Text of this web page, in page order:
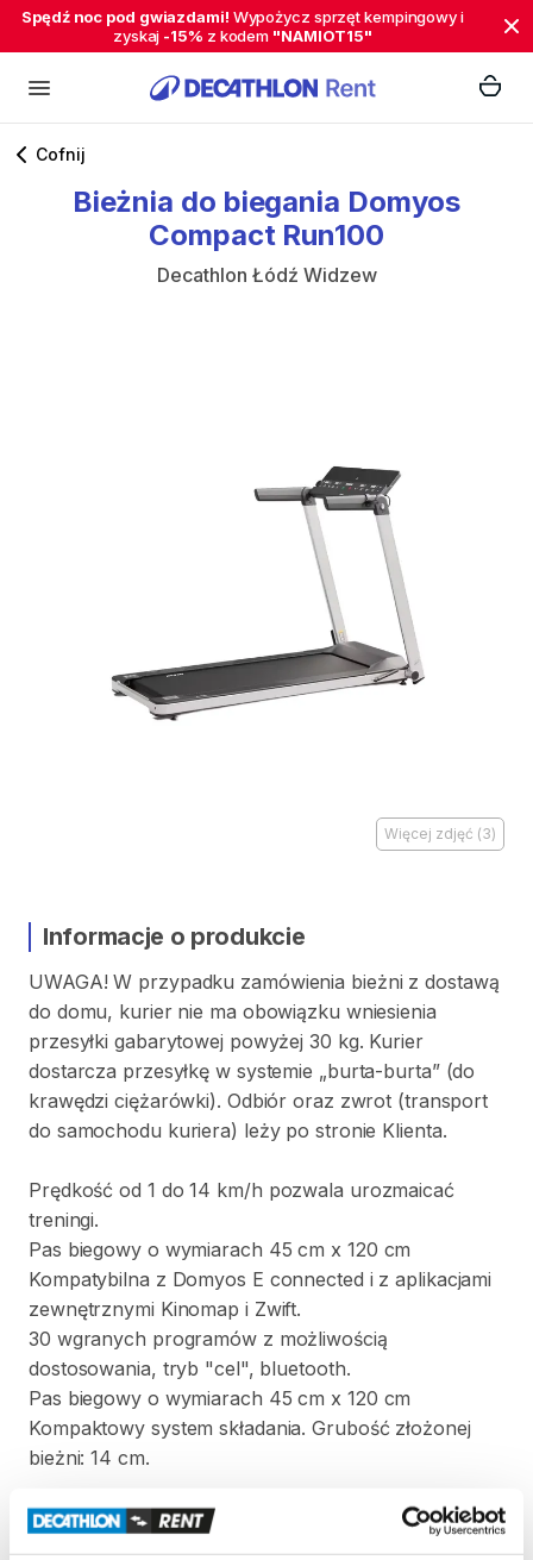
Spędź noc pod gwiazdami! Wypożycz sprzęt kempingowy i
zyskaj -15% z kodem "NAMIOT15"
Cofnij
Bieżnia do biegania Domyos
Compact Run100
Decathlon Łódź Widzew
Więcej zdjęć (3)
Informacje o produkcie
UWAGA! W przypadku zamówienia bieżni z dostawą
do domu​,​ kurier nie ma obowiązku wniesienia
przesyłki gabarytowej powyżej 30 kg. Kurier
dostarcza przesyłkę w systemie „burta-burta” (do
krawędzi ciężarówki). Odbiór oraz zwrot (transport
do samochodu kuriera) leży po stronie Klienta.
Prędkość od 1 do 14 km​/​h pozwala urozmaicać
treningi.
Pas biegowy o wymiarach 45 cm x 120 cm
Kompatybilna z Domyos E connected i z aplikacjami
zewnętrznymi Kinomap i Zwift.
30 wgranych programów z możliwością
dostosowania​,​ tryb "cel"​,​ bluetooth.
Pas biegowy o wymiarach 45 cm x 120 cm
Kompaktowy system składania. Grubość złożonej
bieżni: 14 cm.
Parametry techniczne: